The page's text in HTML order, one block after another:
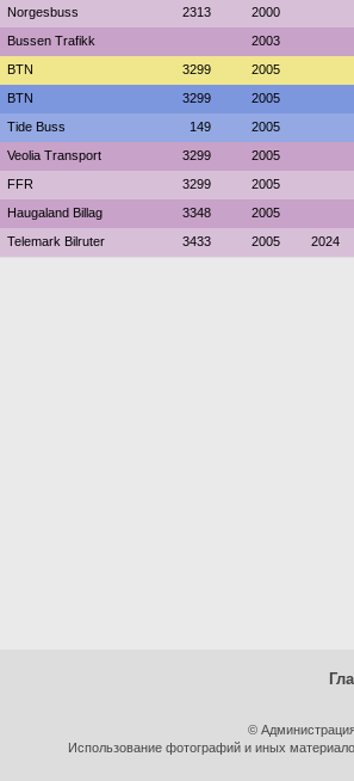
Norgesbuss 2313 2000
Bussen Trafikk 2003
BTN 3299 2005
BTN 3299 2005
Tide Buss 149 2005
Veolia Transport 3299 2005
FFR 3299 2005
Haugaland Billag 3348 2005
Telemark Bilruter 3433 2005 2024
©
Использование фотографий и иных